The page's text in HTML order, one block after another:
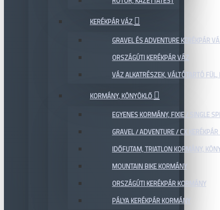
KERÉKPÁR VÁZ
GRAVEL ÉS ADVENTURE KERÉKPÁR
ORSZÁGÚTI KERÉKPÁR VÁZ
VÁZ ALKATRÉSZEK, VÁLTÓTARTÓ FÜL,
KORMÁNY, KÖNYÖKLŐ
EGYENES KORMÁNY, FIXIE / SINGLE
GRAVEL / ADVENTURE / CX
IDŐFUTAM, TRIATLON KORMÁNY,
MOUNTAIN BIKE KORMÁNY
ORSZÁGÚTI KERÉKPÁR KORMÁNY
PÁLYA KERÉKPÁR KORMÁNY